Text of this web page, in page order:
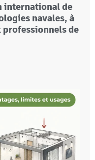
international de
navales, à
professionnels de